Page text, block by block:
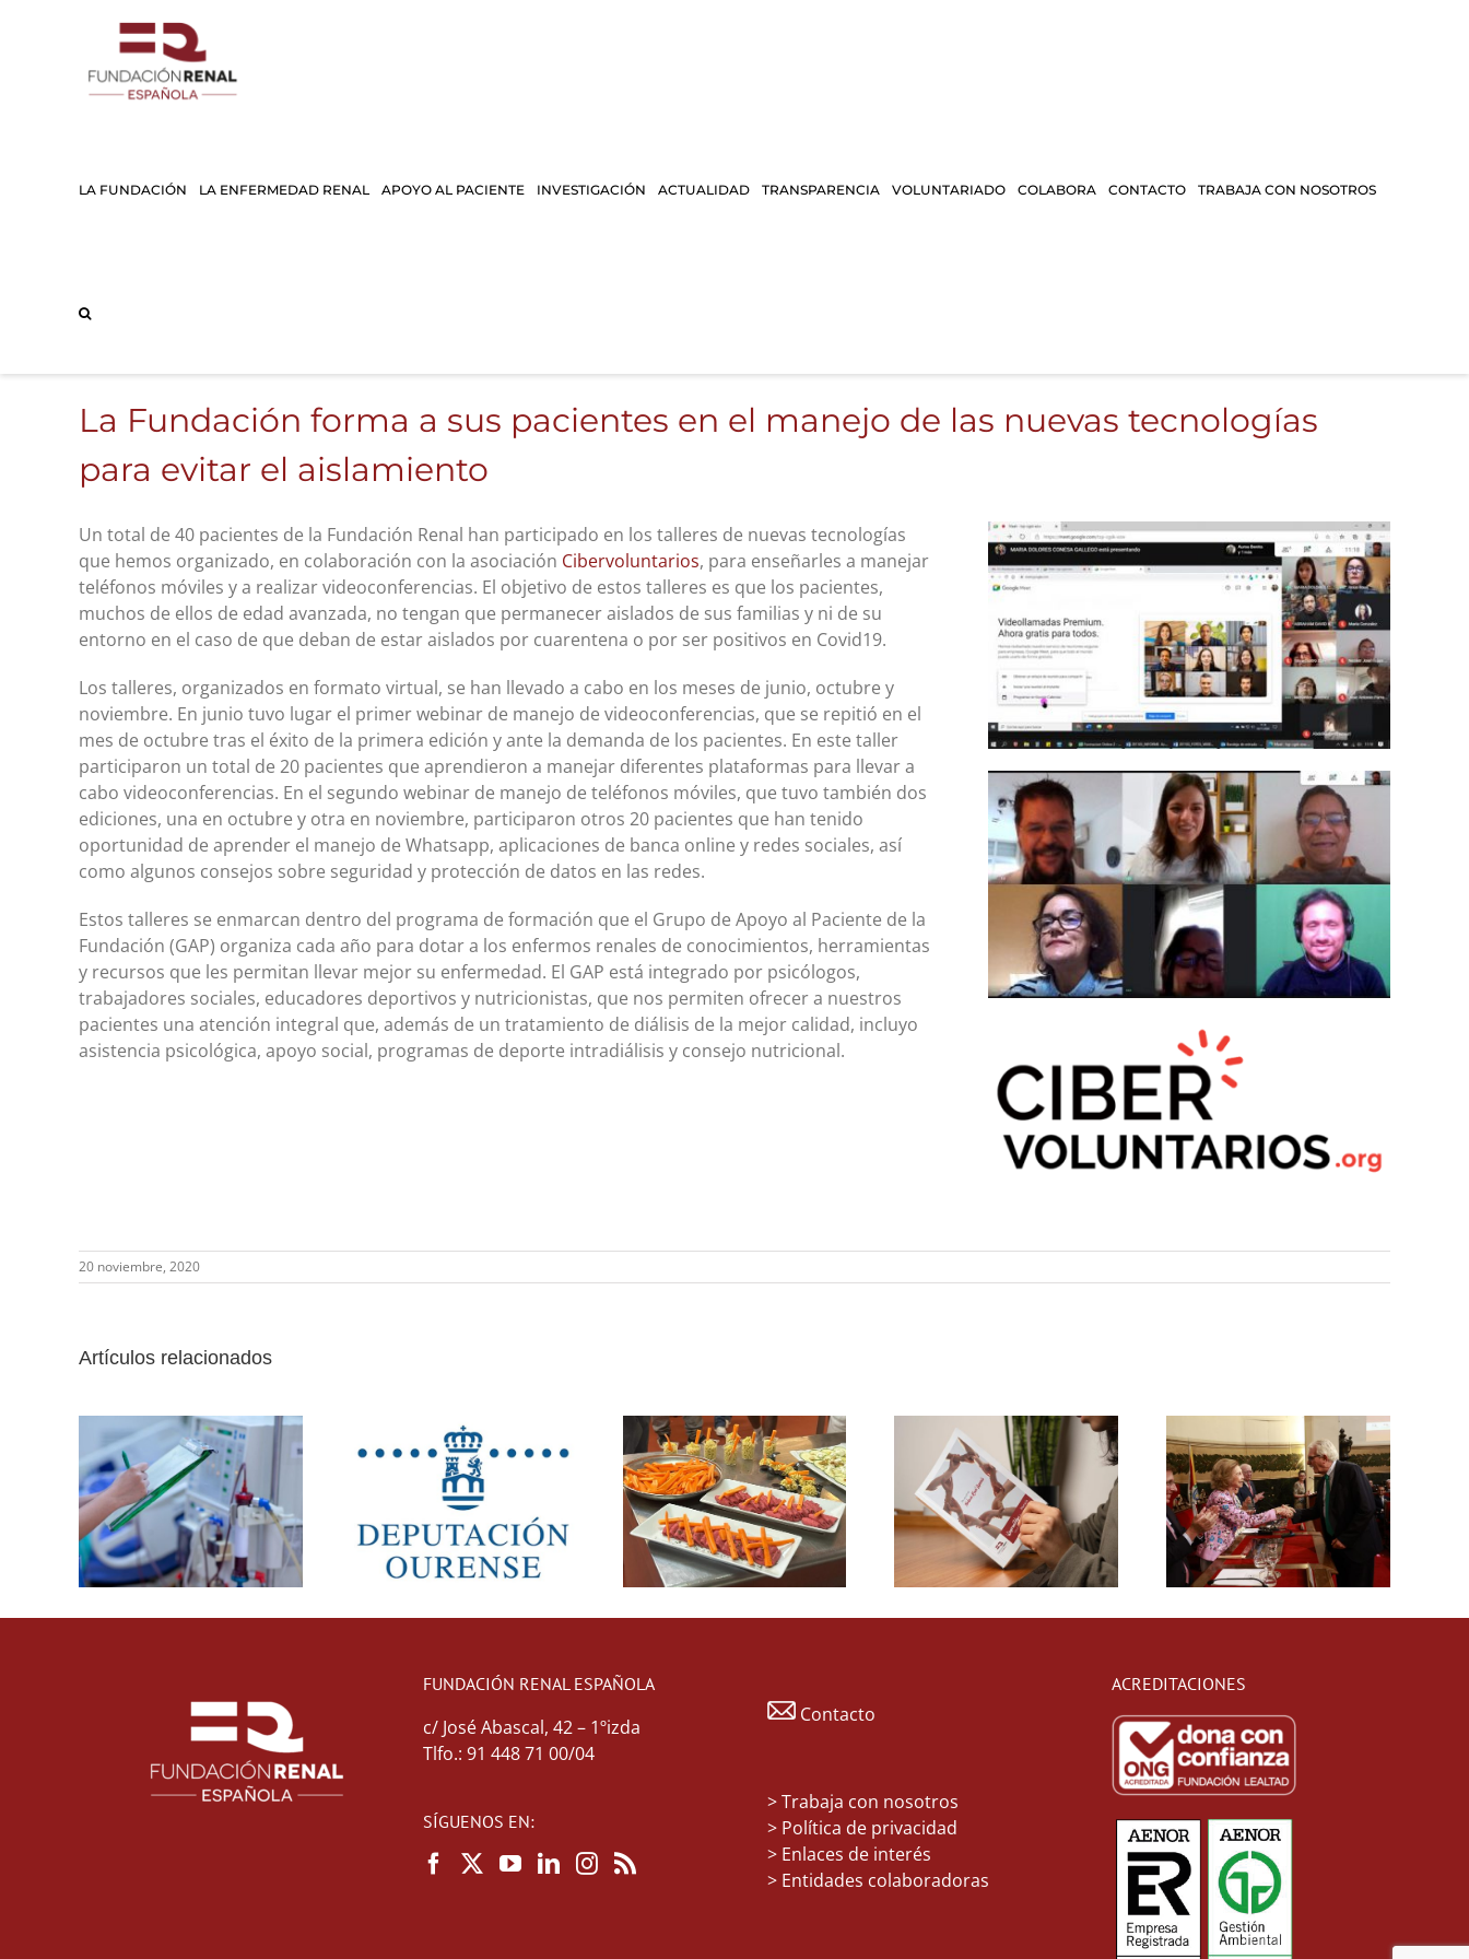
LA FUNDACIÓN LA ENFERMEDAD RENAL APOYO AL PACIENTE INVESTIGACIÓN ACTUALIDAD TRANSPARENCIA VOLUNTARIADO COLABORA CONTACTO TRABAJA CON NOSOTROS
La Fundación forma a sus pacientes en el manejo de las nuevas tecnologías
para evitar el aislamiento
Un total de 40 pacientes de la Fundación Renal han participado en los talleres de nuevas tecnologías
que hemos organizado, en colaboración con la asociación Cibervoluntarios, para enseñarles a manejar
teléfonos móviles y a realizar videoconferencias. El objetivo de estos talleres es que los pacientes,
muchos de ellos de edad avanzada, no tengan que permanecer aislados de sus familias y ni de su
entorno en el caso de que deban de estar aislados por cuarentena o por ser positivos en Covid19.
Los talleres, organizados en formato virtual, se han llevado a cabo en los meses de junio, octubre y
noviembre. En junio tuvo lugar el primer webinar de manejo de videoconferencias, que se repitió en el
mes de octubre tras el éxito de la primera edición y ante la demanda de los pacientes. En este taller
participaron un total de 20 pacientes que aprendieron a manejar diferentes plataformas para llevar a
cabo videoconferencias. En el segundo webinar de manejo de teléfonos móviles, que tuvo también dos
ediciones, una en octubre y otra en noviembre, participaron otros 20 pacientes que han tenido
oportunidad de aprender el manejo de Whatsapp, aplicaciones de banca online y redes sociales, así
como algunos consejos sobre seguridad y protección de datos en las redes.
Estos talleres se enmarcan dentro del programa de formación que el Grupo de Apoyo al Paciente de la
Fundación (GAP) organiza cada año para dotar a los enfermos renales de conocimientos, herramientas
y recursos que les permitan llevar mejor su enfermedad. El GAP está integrado por psicólogos,
trabajadores sociales, educadores deportivos y nutricionistas, que nos permiten ofrecer a nuestros
pacientes una atención integral que, además de un tratamiento de diálisis de la mejor calidad, incluyo
asistencia psicológica, apoyo social, programas de deporte intradiálisis y consejo nutricional.
20 noviembre, 2020
Artículos relacionados
FUNDACIÓN RENAL ESPAÑOLA
c/ José Abascal, 42 – 1ºizda
Tlfo.: 91 448 71 00/04
SÍGUENOS EN:
Contacto
>Trabaja con nosotros
> Política de privacidad
> Enlaces de interés
> Entidades colaboradoras
ACREDITACIONES